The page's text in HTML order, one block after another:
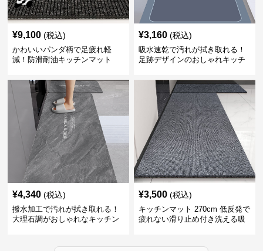
¥9,100 (税込)
かわいいパンダ柄で足疲れ軽
減！防滑耐油キッチンマット
¥3,160 (税込)
吸水速乾で汚れが拭き取れる！
足跡デザインのおしゃれキッチ
¥4,340 (税込)
撥水加工で汚れが拭き取れる！
大理石調がおしゃれなキッチン
¥3,500 (税込)
キッチンマット 270cm 低反発で
疲れない滑り止め付き洗える吸